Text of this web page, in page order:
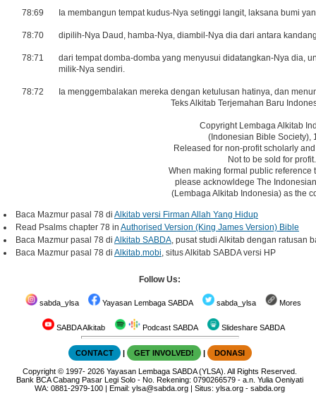
78:69 Ia membangun tempat kudus-Nya setinggi langit, laksana bumi
78:70 dipilih-Nya Daud, hamba-Nya, diambil-Nya dia dari antara
78:71
dari tempat domba-domba yang menyusui didatangkan-Nya dia,
milik-Nya sendiri.
78:72
Ia menggembalakan mereka dengan ketulusan hatinya, dan
Teks Alkitab Terjemahan Baru
Copyright Lembaga Alkitab
(Indonesian Bible Society),
Released for non-profit scholarly
Not to be sold for profit.
When making formal public reference
please acknowldege The
(Lembaga Alkitab Indonesia) as the
Baca Mazmur pasal 78 di Alkitab versi Firman Allah Yang Hidup
Read Psalms chapter 78 in Authorised Version (King James Version) Bible
Baca Mazmur pasal 78 di Alkitab SABDA, pusat studi Alkitab dengan ratusan
Baca Mazmur pasal 78 di Alkitab.mobi, situs Alkitab SABDA versi HP
Follow Us:
sabda_ylsa Yayasan Lembaga SABDA sabda_ylsa Mores
SABDA Alkitab Podcast SABDA Slideshare SABDA
CONTACT | GET INVOLVED! | DONASI
Copyright © 1997-2026Yayasan Lembaga SABDA (YLSA). All Rights Reserved.
Bank BCA Cabang Pasar Legi Solo - No. Rekening: 0790266579 - a.n. Yulia Oeniyati
WA:0881-2979-100 | Email:ylsa@sabda.org | Situs:ylsa.org -sabda.org